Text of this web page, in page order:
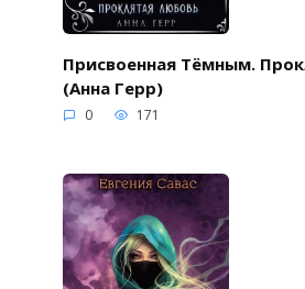
Присвоенная Тёмным.
(Анна Герр)
0 171